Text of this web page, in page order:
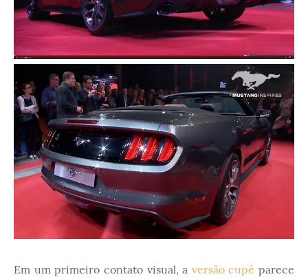
Em um primeiro contato visual, a versão cupê parece